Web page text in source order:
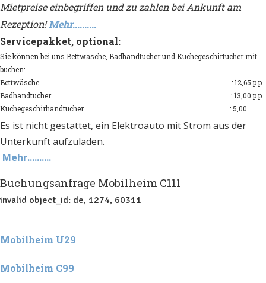
Mietpreise einbegriffen und zu zahlen bei Ankunft am
Rezeption!Mehr..........
Servicepakket, optional:
Sie können bei uns Bettwasche, Badhandtucher und Kuchegeschirtucher mit
buchen:
Bettwäsche : 12,65 p.p
Badhandtucher : 13,00 p.p
Kuchegeschirhandtucher : 5,00
Es ist nicht gestattet, ein Elektroauto mit Strom aus der
Unterkunft aufzuladen.
Mehr..........
Buchungsanfrage Mobilheim C111
invalid object_id: de, 1274, 60311
Mobilheim U29
Mobilheim C99